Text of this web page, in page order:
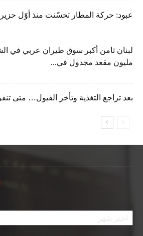
عبود: حركة المطار تحسّنت منذ أوّل
لبنان ثامن أكبر سوق طيران عربي في
مليون مقعد مجدول في...
بعد تراجع التغذية وتأخر الفيول… متى
الأرشيف